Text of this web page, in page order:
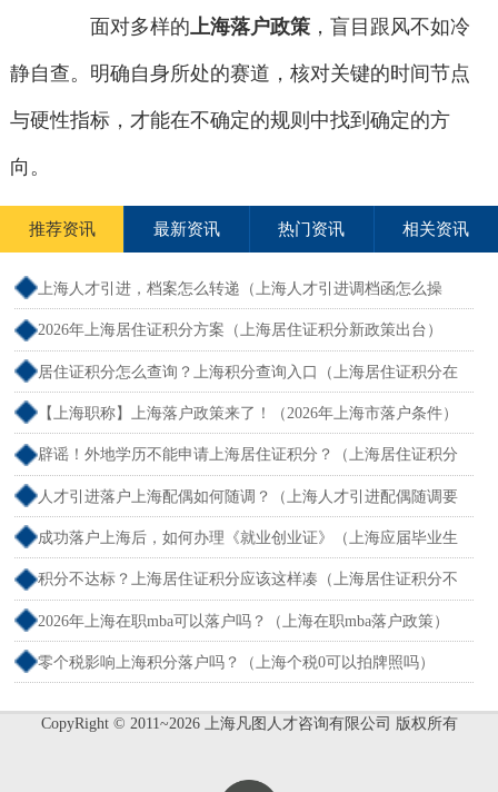
面对多样的上海落户政策 ，盲目跟风不如冷
静自查。明确自身所处的赛道，核对关键的时间节点
与硬性指标，才能在不确定的规则中找到确定的方
向。
推荐资讯 最新资讯 热门资讯 相关资讯
上海人才引进，档案怎么转递（上海人才引进调档函怎么操
作）
2026年上海居住证积分方案（上海居住证积分新政策出台）
居住证积分怎么查询？上海积分查询入口（上海居住证积分在
哪查）
【上海职称】上海落户政策来了！（2026年上海市落户条件）
辟谣！外地学历不能申请上海居住证积分？（上海居住证积分
外地大专可以吗）
人才引进落户上海配偶如何随调？（上海人才引进配偶随调要
求）
成功落户上海后，如何办理《就业创业证》（上海应届毕业生
创业落户）
积分不达标？上海居住证积分应该这样凑（上海居住证积分不
够怎么办）
2026年上海在职mba可以落户吗？（上海在职mba落户政策）
零个税影响上海积分落户吗？（上海个税0可以拍牌照吗）
CopyRight © 2011~2026 上海凡图人才咨询有限公司 版权所有